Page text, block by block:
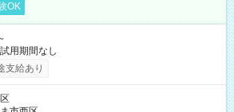
OK
用期間なし
支給あり